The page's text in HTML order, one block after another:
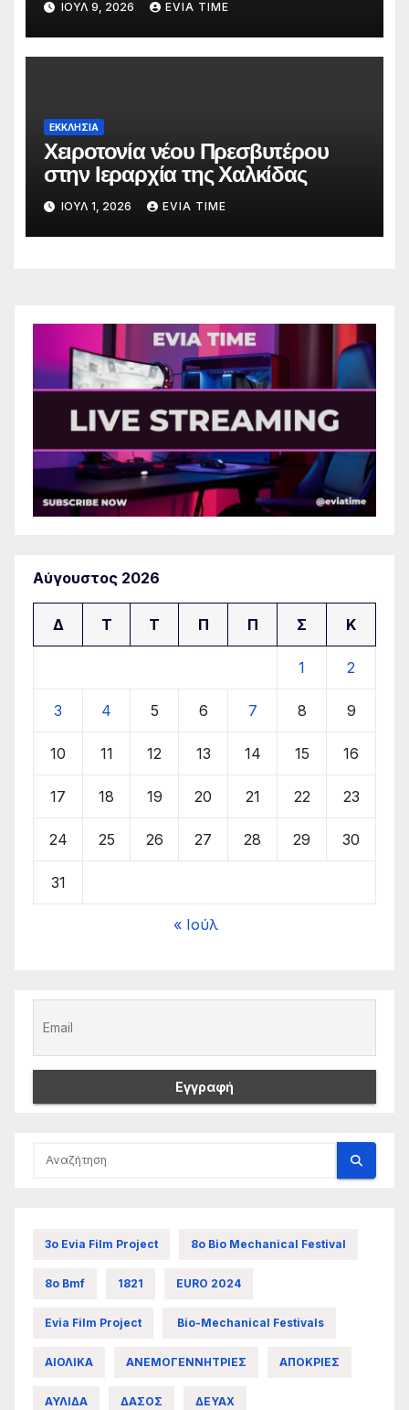
ΙΟΎΛ 9, 2026 EVIA TIME
ΕΚΚΛΗΣΙΑ
Χειροτονία νέου Πρεσβυτέρου
στην Ιεραρχία της Χαλκίδας
ΙΟΎΛ 1, 2026 EVIA TIME
Αύγουστος 2026
Δ Τ Τ Π Π Σ Κ
1 2
3 4 5 6 7 8 9
10 11 12 13 14 15 16
17 18 19 20 21 22 23
24 25 26 27 28 29 30
31
« Ιούλ
3ο Evia Film Project 8ο Bio Mechanical Festival
8ο Bmf 1821 EURO 2024
Evia Film Project Bio-Mechanical Festivals
ΑΙΟΛΙΚΑ ΑΝΕΜΟΓΕΝΝΗΤΡΙΕΣ ΑΠΟΚΡΙΕΣ
ΑΥΛΙΔΑ ΔΑΣΟΣ ΔΕΥΑΧ